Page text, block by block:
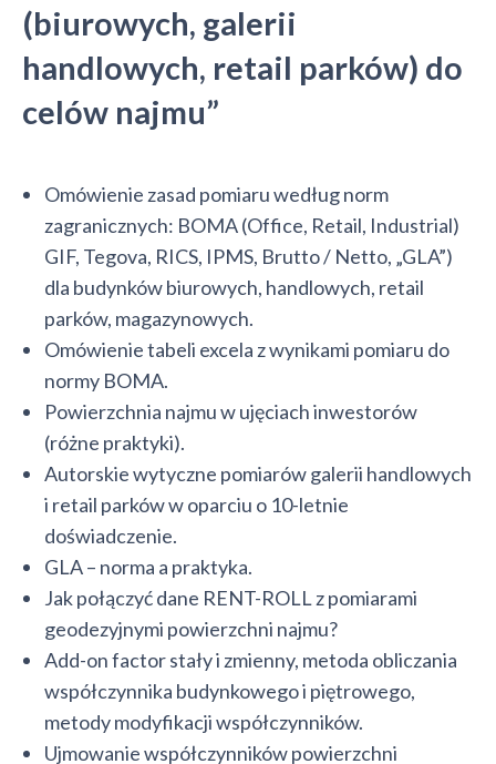
(biurowych, galerii
handlowych, retail parków) do
celów najmu”
Omówienie zasad pomiaru według norm
zagranicznych: BOMA (Office, Retail, Industrial)
GIF, Tegova, RICS, IPMS, Brutto / Netto, „GLA”)
dla budynków biurowych, handlowych, retail
parków, magazynowych.
Omówienie tabeli excela z wynikami pomiaru do
normy BOMA.
Powierzchnia najmu w ujęciach inwestorów
(różne praktyki).
Autorskie wytyczne pomiarów galerii handlowych
i retail parków w oparciu o 10-letnie
doświadczenie.
GLA – norma a praktyka.
Jak połączyć dane RENT-ROLL z pomiarami
geodezyjnymi powierzchni najmu?
Add-on factor stały i zmienny, metoda obliczania
współczynnika budynkowego i piętrowego,
metody modyfikacji współczynników.
Ujmowanie współczynników powierzchni